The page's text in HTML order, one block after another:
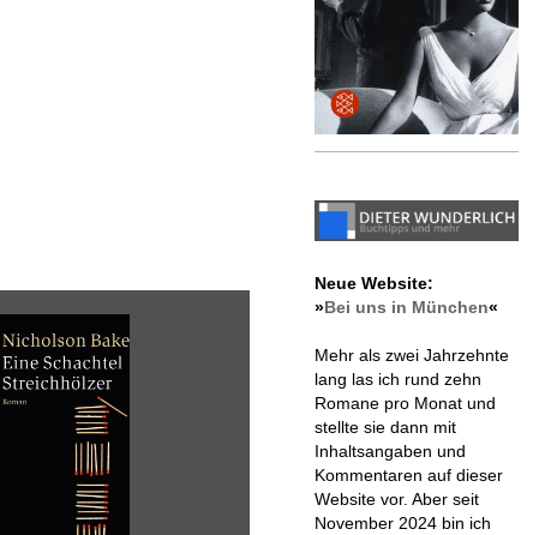
Neue Website:
»Bei uns in München«
Mehr als zwei Jahrzehnte
lang las ich rund zehn
Romane pro Monat und
stellte sie dann mit
Inhaltsangaben und
Kommentaren auf dieser
Website vor. Aber seit
November 2024 bin ich